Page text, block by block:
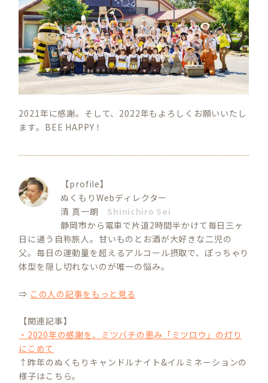
2021年に感謝。そして、2022年もよろしくお願いいたし
ます。BEE HAPPY！
【profile】
ぬくもりWebディレクター
清 真一朗 Shinichiro Sei
静岡市から電車で片道2時間半かけて毎日三ヶ
日に通う自称旅人。甘いものとお酒が大好きな二児の
父。毎日の運動量を超えるアルコール摂取で、ぽっちゃり
体型を隠し切れないのが唯一の悩み。
⇒ この人の記事をもっと見る
【関連記事】
・2020年の感謝を、ミツバチの恵み「ミツロウ」の灯り
にこめて
↑昨年のぬくもりキャンドルナイト&イルミネーションの
様子はこちら。